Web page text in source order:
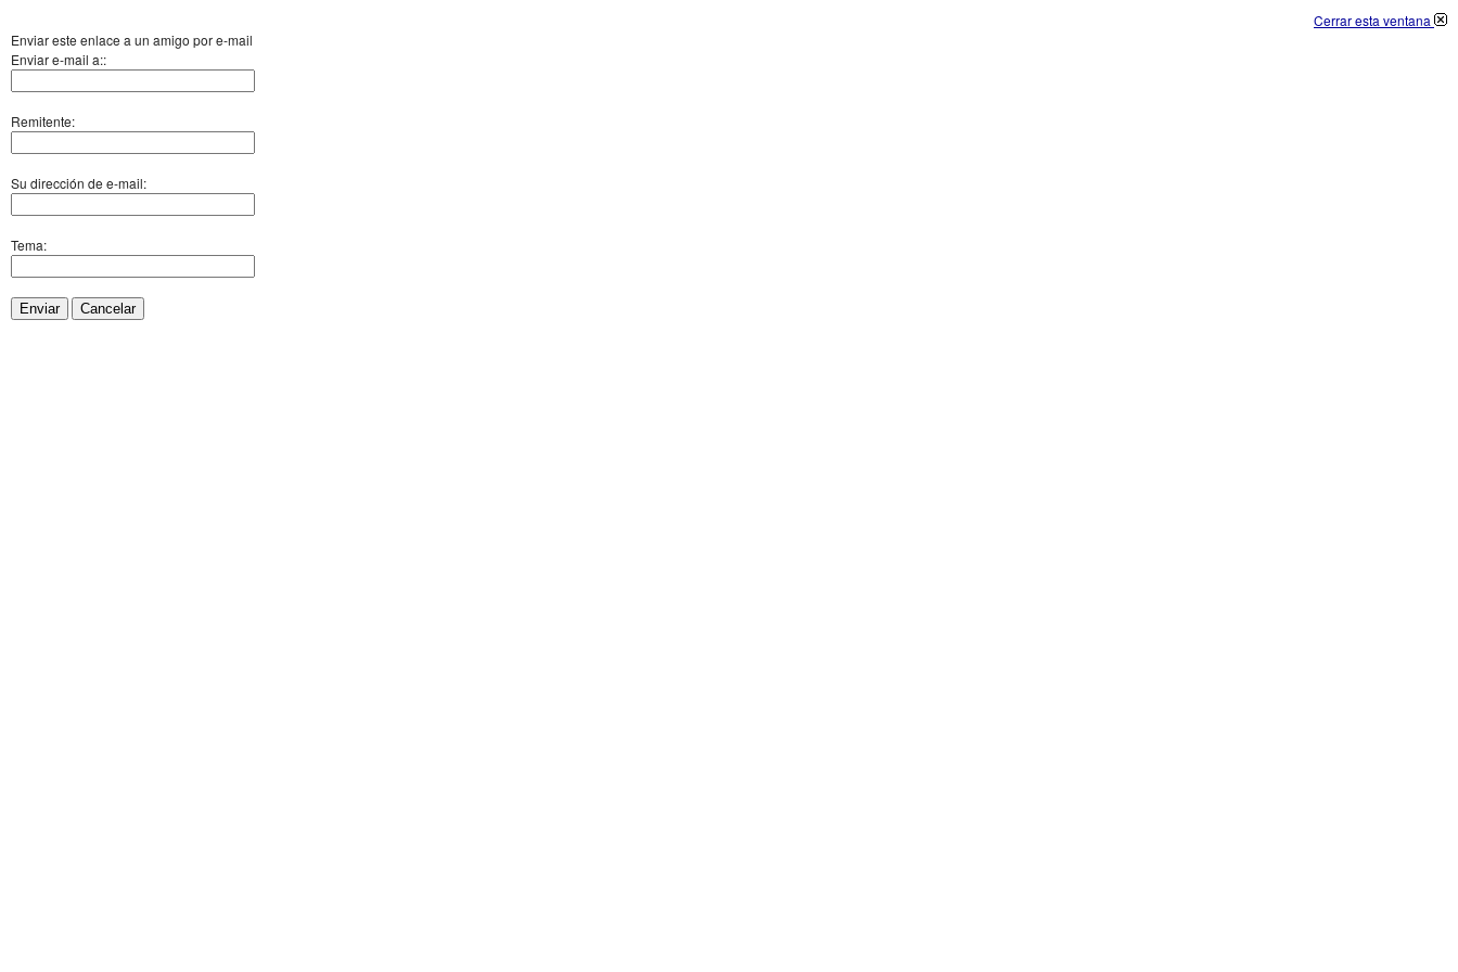
Cerrar esta ventana
Enviar este enlace a un amigo por e-mail
Enviar e-mail a::
Remitente:
Su dirección de e-mail:
Tema:
Enviar Cancelar